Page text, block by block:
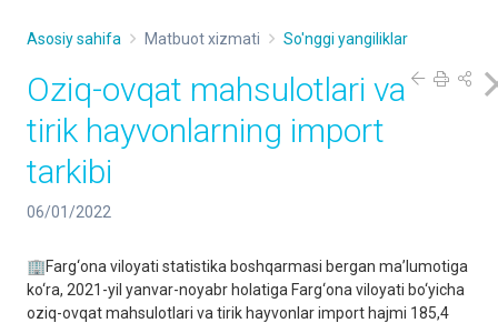
Asosiy sahifa Matbuot xizmati So'nggi yangiliklar
Oziq-ovqat mahsulotlari va
tirik hayvonlarning import
tarkibi
06/01/2022
🏢Farg‘ona viloyati statistika boshqarmasi bergan ma’lumotiga
ko‘ra, 2021-yil yanvar-noyabr holatiga Farg‘ona viloyati bo‘yicha
oziq-ovqat mahsulotlari va tirik hayvonlar import hajmi 185,4